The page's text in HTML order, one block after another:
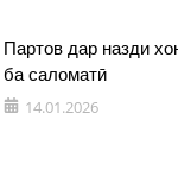
Партов дар назди
ба саломатӣ
14.01.2026